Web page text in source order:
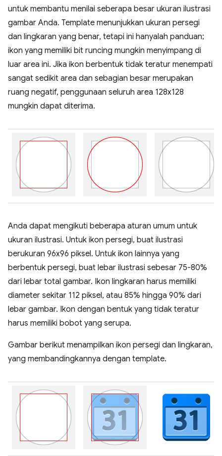
untuk membantu menilai seberapa besar ukuran ilustrasi
gambar Anda. Template menunjukkan ukuran persegi
dan lingkaran yang benar, tetapi ini hanyalah panduan;
ikon yang memiliki bit runcing mungkin menyimpang di
luar area ini. Jika ikon berbentuk tidak teratur menempati
sangat sedikit area dan sebagian besar merupakan
ruang negatif, penggunaan seluruh area 128x128
mungkin dapat diterima.
Anda dapat mengikuti beberapa aturan umum untuk
ukuran ilustrasi. Untuk ikon persegi, buat ilustrasi
berukuran 96x96 piksel. Untuk ikon lainnya yang
berbentuk persegi, buat lebar ilustrasi sebesar 75-80%
dari lebar total gambar. Ikon lingkaran harus memiliki
diameter sekitar 112 piksel, atau 85% hingga 90% dari
lebar gambar. Ikon dengan bentuk yang tidak teratur
harus memiliki bobot yang serupa.
Gambar berikut menampilkan ikon persegi dan lingkaran,
yang membandingkannya dengan template.